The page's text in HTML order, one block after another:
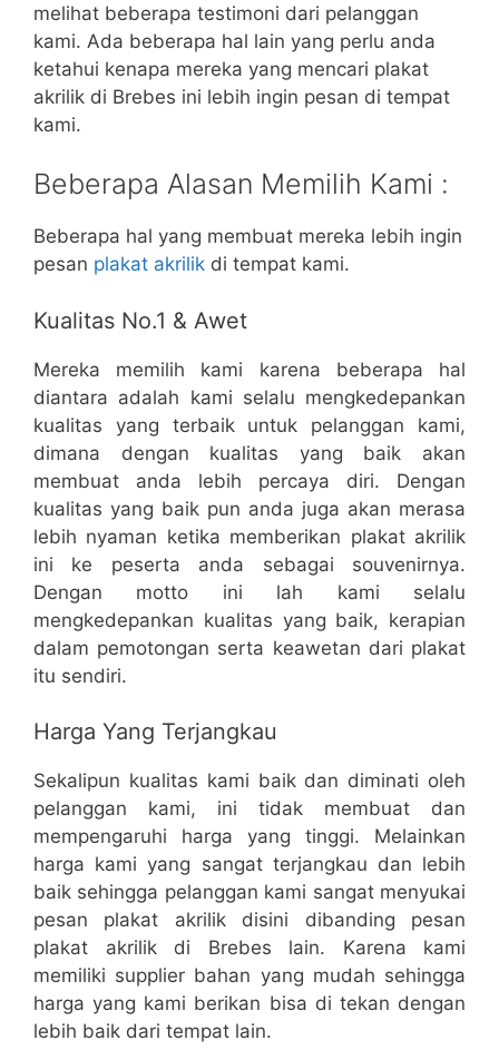
melihat beberapa testimoni dari pelanggan
kami. Ada beberapa hal lain yang perlu anda
ketahui kenapa mereka yang mencari plakat
akrilik di Brebes ini lebih ingin pesan di tempat
kami.
Beberapa Alasan Memilih Kami :
Beberapa hal yang membuat mereka lebih ingin
pesan plakat akrilik di tempat kami.
Kualitas No.1 & Awet
Mereka memilih kami karena beberapa hal
diantara adalah kami selalu mengkedepankan
kualitas yang terbaik untuk pelanggan kami,
dimana dengan kualitas yang baik akan
membuat anda lebih percaya diri. Dengan
kualitas yang baik pun anda juga akan merasa
lebih nyaman ketika memberikan plakat akrilik
ini ke peserta anda sebagai souvenirnya.
Dengan motto ini lah kami selalu
mengkedepankan kualitas yang baik, kerapian
dalam pemotongan serta keawetan dari plakat
itu sendiri.
Harga Yang Terjangkau
Sekalipun kualitas kami baik dan diminati oleh
pelanggan kami, ini tidak membuat dan
mempengaruhi harga yang tinggi. Melainkan
harga kami yang sangat terjangkau dan lebih
baik sehingga pelanggan kami sangat menyukai
pesan plakat akrilik disini dibanding pesan
plakat akrilik di Brebes lain. Karena kami
memiliki supplier bahan yang mudah sehingga
harga yang kami berikan bisa di tekan dengan
lebih baik dari tempat lain.